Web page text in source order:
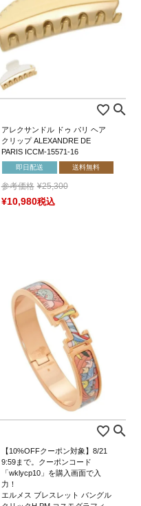
アレクサンドル ドゥ パリ ヘア
クリップ ALEXANDRE DE
PARIS ICCM-15571-16
即日配送 送料無料
参考価格 ¥25,300
¥10,980税込
【10%OFFクーポン対象】8/21
9:59まで。クーポンコード
「wklycp10」を購入画面で入
力！
エルメス ブレスレット バングル